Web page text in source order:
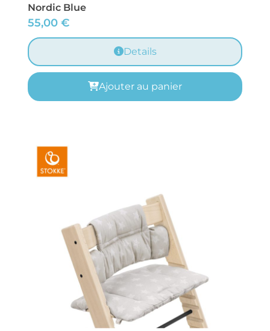
Nordic Blue
55,00 €
Details
Ajouter au panier